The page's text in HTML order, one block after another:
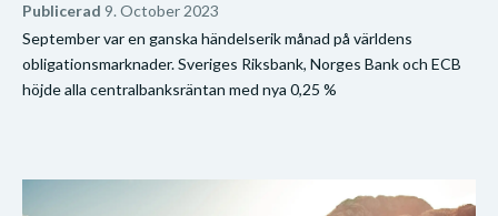
Publicerad 9. October 2023
September var en ganska händelserik månad på världens
obligationsmarknader. Sveriges Riksbank, Norges Bank och ECB
höjde alla centralbanksräntan med nya 0,25 %